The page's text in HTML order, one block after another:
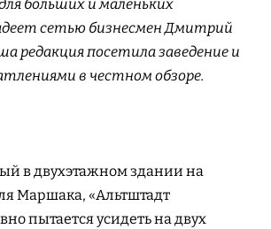
больших и маленьких
сетью бизнесмен Дмитрий
редакция посетила заведение и
в честном обзоре.
в двухэтажном здании на
Маршака, «Альтштадт
пытается усидеть на двух